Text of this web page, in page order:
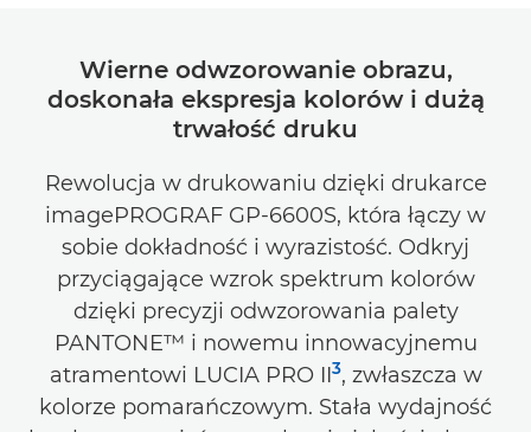
Wierne odwzorowanie obrazu,
doskonała ekspresja kolorów i dużą
trwałość druku
Rewolucja w drukowaniu dzięki drukarce
imagePROGRAF GP-6600S, która łączy w
sobie dokładność i wyrazistość. Odkryj
przyciągające wzrok spektrum kolorów
dzięki precyzji odwzorowania palety
PANTONE™ i nowemu innowacyjnemu
atramentowi LUCIA PRO II3, zwłaszcza w
kolorze pomarańczowym. Stała wydajność